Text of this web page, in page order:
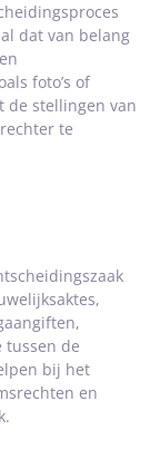
dat van belang
foto’s of
de stellingen van
te
tussen de
bij het
en